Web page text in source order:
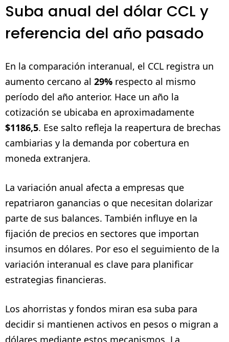
Suba anual del dólar CCL y
referencia del año pasado
En la comparación interanual, el CCL registra un
aumento cercano al 29% respecto al mismo
período del año anterior. Hace un año la
cotización se ubicaba en aproximadamente
$1186,5. Ese salto refleja la reapertura de brechas
cambiarias y la demanda por cobertura en
moneda extranjera.
La variación anual afecta a empresas que
repatriaron ganancias o que necesitan dolarizar
parte de sus balances. También influye en la
fijación de precios en sectores que importan
insumos en dólares. Por eso el seguimiento de la
variación interanual es clave para planificar
estrategias financieras.
Los ahorristas y fondos miran esa suba para
decidir si mantienen activos en pesos o migran a
dólares mediante estos mecanismos. La